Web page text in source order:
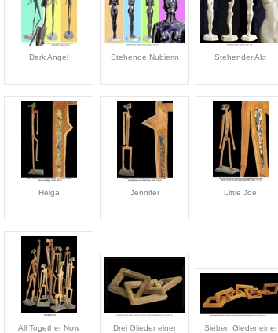
Dark Angel Stehende Nubierin Stehender Akt
Helga Jennifer Little Joe
All Together Now
Drei Glieder einer
Sieben Gleder einer